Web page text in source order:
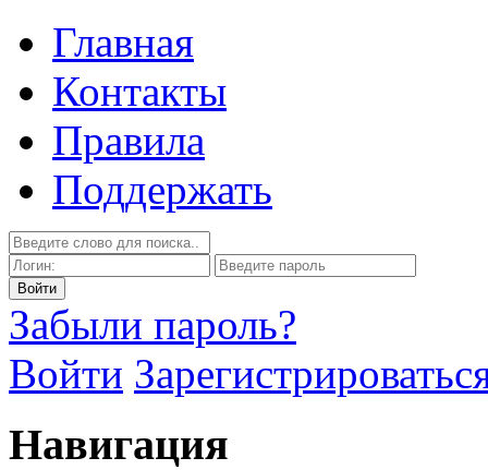
Главная
Контакты
Правила
Поддержать
Забыли пароль?
Войти
Навигация